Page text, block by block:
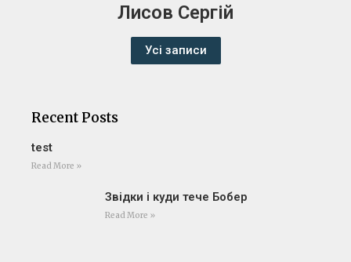
Лисов Сергій
Усі записи
Recent Posts
test
Read More »
Звідки і куди тече Бобер
Read More »